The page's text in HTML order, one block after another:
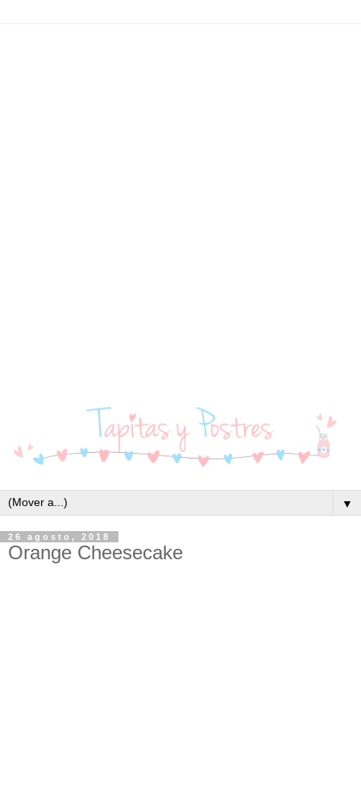
▼
26 agosto, 2018
Orange Cheesecake